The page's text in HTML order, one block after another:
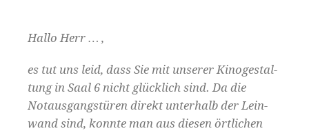
Hal­lo Herr … ,
es tut uns leid, dass Sie mit unser­er Kino­gestal­
tung in Saal 6 nicht glück­lich sind. Da die
Notaus­gangstüren direkt unter­halb der Lein­
wand sind, kon­nte man aus diesen örtlichen